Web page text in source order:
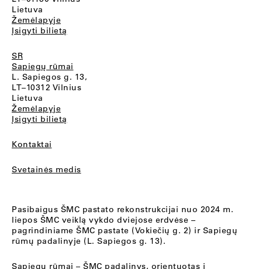
Lietuva
Žemėlapyje
Įsigyti bilietą
SR
Sapiegų rūmai
L. Sapiegos g. 13,
LT–10312 Vilnius
Lietuva
Žemėlapyje
Įsigyti bilietą
Kontaktai
Svetainės medis
Pasibaigus ŠMC pastato rekonstrukcijai nuo 2024 m.
liepos ŠMC veiklą vykdo dviejose erdvėse –
pagrindiniame ŠMC pastate (Vokiečių g. 2) ir Sapiegų
rūmų padalinyje (L. Sapiegos g. 13).
Sapiegų rūmai – ŠMC padalinys, orientuotas į